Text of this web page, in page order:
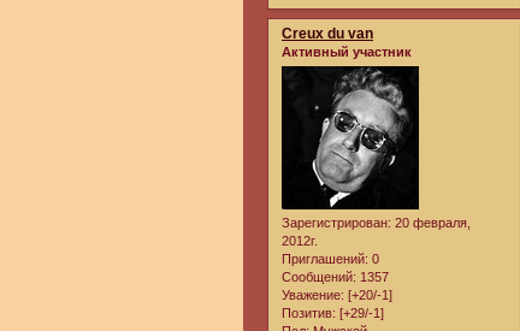
Creux du van
Активный участник
Зарегистрирован: 20 февраля,
2012г.
Приглашений: 0
Сообщений: 1357
Уважение: [+20/-1]
Позитив: [+29/-1]